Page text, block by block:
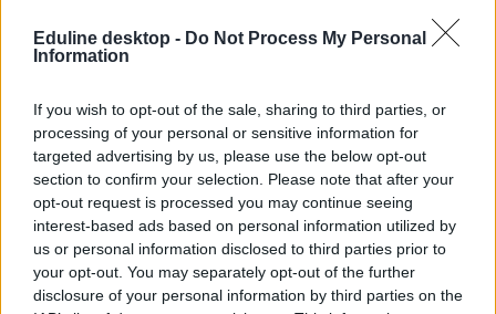
Eduline desktop - Do Not Process My Personal
Information
If you wish to opt-out of the sale, sharing to third parties, or
processing of your personal or sensitive information for
targeted advertising by us, please use the below opt-out
section to confirm your selection. Please note that after your
opt-out request is processed you may continue seeing
interest-based ads based on personal information utilized by
us or personal information disclosed to third parties prior to
your opt-out. You may separately opt-out of the further
disclosure of your personal information by third parties on the
Hogyan lehet bankszámlát nyitni?
esetében videóbankban, videóhíváson keresztül egy ügyintéző
segítségével, aki segít az azonosításban.
A legtöbb bank esetében három dokumentumra van szükség,
mégpedig a
személyazonosító igazolványra, és
lakcímkártyára.
Ezeket akkor is be kell mutatni, ha a számlanyitás bankfiókban